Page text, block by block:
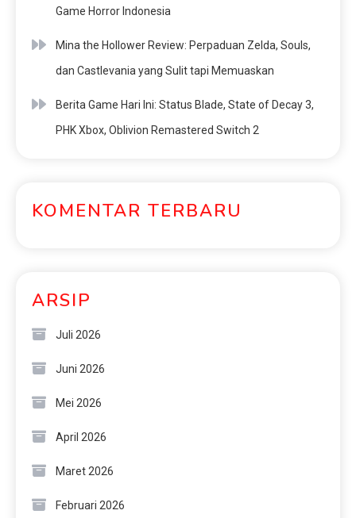
Game Horror Indonesia
Mina the Hollower Review: Perpaduan Zelda, Souls,
dan Castlevania yang Sulit tapi Memuaskan
Berita Game Hari Ini: Status Blade, State of Decay 3,
PHK Xbox, Oblivion Remastered Switch 2
KOMENTAR TERBARU
ARSIP
Juli 2026
Juni 2026
Mei 2026
April 2026
Maret 2026
Februari 2026